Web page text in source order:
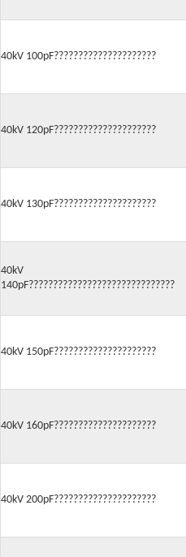
40kV 100pF?????????????????????
40kV 120pF?????????????????????
40kV 130pF?????????????????????
40kV
140pF??????????????????????????????
40kV 150pF?????????????????????
40kV 160pF?????????????????????
40kV 200pF?????????????????????